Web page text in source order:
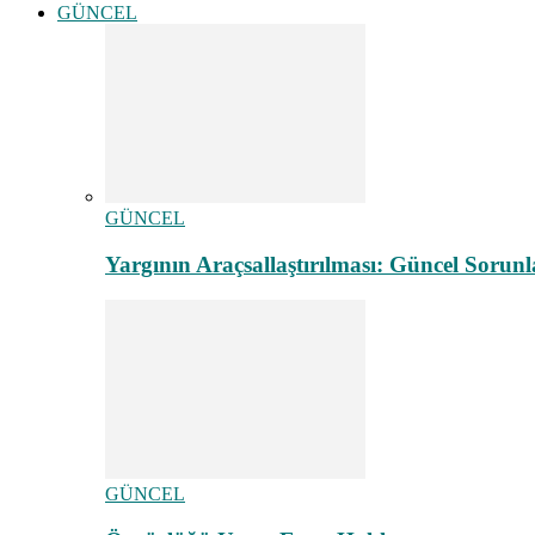
GÜNCEL
GÜNCEL
Yargının Araçsallaştırılması: Güncel
GÜNCEL